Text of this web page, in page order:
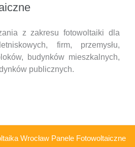
z zakresu fotowoltaiki dla
firm, przemysłu,
budynków mieszkalnych,
publicznych.
Wrocław Panele Fotowoltaiczne